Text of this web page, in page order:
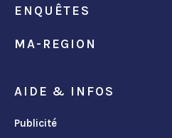
ENQUÊTES
MA-REGION
AIDE & INFOS
Publicité